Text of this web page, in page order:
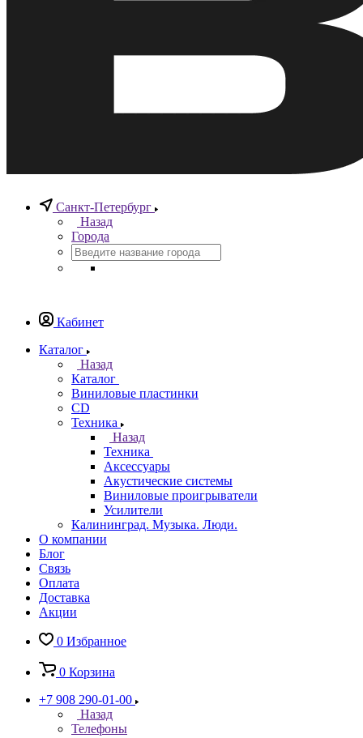
Санкт-Петербург
Назад
Города
Кабинет
Каталог
Назад
Каталог
Виниловые пластинки
CD
Техника
Назад
Техника
Аксессуары
Акустические системы
Виниловые проигрыватели
Усилители
Калининград. Музыка. Люди.
О компании
Блог
Связь
Оплата
Доставка
Акции
0 Избранное
0 Корзина
+7 908 290-01-00
Назад
Телефоны